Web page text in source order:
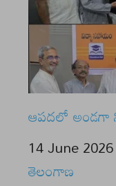
ఆపదలో అండగా
Date
14 June 2026
In relation to
తెలంగాణ